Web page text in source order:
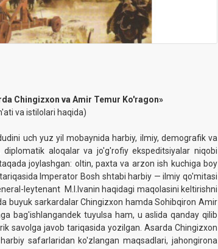
Chingizxon va Amir Temur Ko'ragon»
va istilolari haqida)
uch yuz yil mobaynida harbiy, ilmiy, demografik va
aloqalar va jo'g'rofiy ekspeditsiyalar niqobi
joylashgan: oltin, paxta va arzon ish kuchiga boy
Imperator Bosh shtabi harbiy — ilmiy qo'mitasi
leytenant M.I.Ivanin haqidagi maqolasini keltirishni
buyuk sarkardalar Chingizxon hamda Sohibqiron Amir
bag'ishlangandek tuyulsa ham, u aslida qanday qilib
savolga javob tariqasida yozilgan. Asarda Chingizxon
safarlaridan ko'zlangan maqsadlari, jahongirona